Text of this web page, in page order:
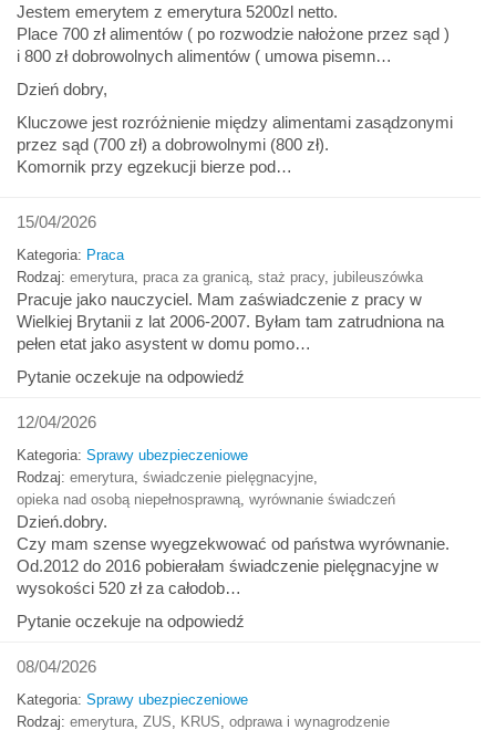
Jestem emerytem z emerytura 5200zl netto.
Place 700 zł alimentów ( po rozwodzie nałożone przez sąd )
i 800 zł dobrowolnych alimentów ( umowa pisemn…
Dzień dobry,
Kluczowe jest rozróżnienie między alimentami zasądzonymi
przez sąd (700 zł) a dobrowolnymi (800 zł).
Komornik przy egzekucji bierze pod…
15/04/2026
Kategoria: Praca
Rodzaj: emerytura praca za granicą staż pracy, jubileuszówka
Pracuje jako nauczyciel. Mam zaświadczenie z pracy w
Wielkiej Brytanii z lat 2006-2007. Byłam tam zatrudniona na
pełen etat jako asystent w domu pomo…
Pytanie oczekuje na odpowiedź
12/04/2026
Kategoria: Sprawy ubezpieczeniowe
Rodzaj: emerytura świadczenie pielęgnacyjne
opieka nad osobą niepełnosprawną wyrównanie świadczeń
Dzień.dobry.
Czy mam szense wyegzekwować od państwa wyrównanie.
Od.2012 do 2016 pobierałam świadczenie pielęgnacyjne w
wysokości 520 zł za całodob…
Pytanie oczekuje na odpowiedź
08/04/2026
Kategoria: Sprawy ubezpieczeniowe
Rodzaj: emerytura ZUS KRUS odprawa i wynagrodzenie